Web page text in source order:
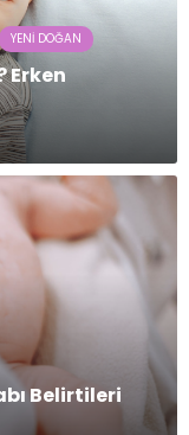
YENI DOĞAN
Erken
Belirtileri